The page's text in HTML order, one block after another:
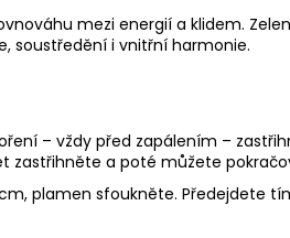
mezi energií a klidem.
soustředění i vnitřní harmonie.
– vždy před zapálením –
a poté můžete
plamen sfoukněte. Předejdete